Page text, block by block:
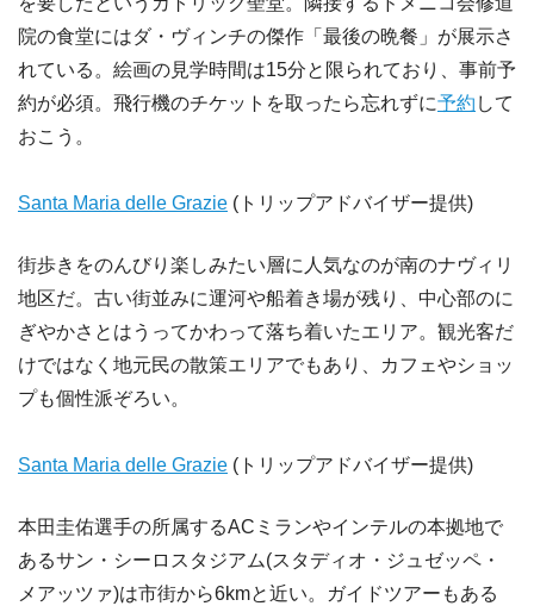
院の食堂にはダ・ヴィンチの傑作「最後の晩餐」が展示さ
れている。絵画の見学時間は15分と限られており、事前予
約が必須。飛行機のチケットを取ったら忘れずに予約 して
おこう。
Santa Maria delle Grazie (トリップアドバイザー提供)
街歩きをのんびり楽しみたい層に人気なのが南のナヴィリ
地区だ。古い街並みに運河や船着き場が残り、中心部のに
ぎやかさとはうってかわって落ち着いたエリア。観光客だ
けではなく地元民の散策エリアでもあり、カフェやショッ
プも個性派ぞろい。
Santa Maria delle Grazie (トリップアドバイザー提供)
本田圭佑選手の所属するACミランやインテルの本拠地で
あるサン・シーロスタジアム(スタディオ・ジュゼッペ・
メアッツァ)は市街から6kmと近い。ガイドツアーもある